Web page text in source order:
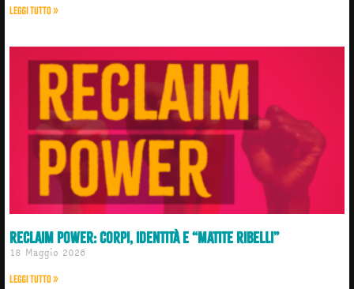
Leggi Tutto »
ReClaim Power: corpi, identità e “matite ribelli”
18 Maggio 2026
Leggi Tutto »